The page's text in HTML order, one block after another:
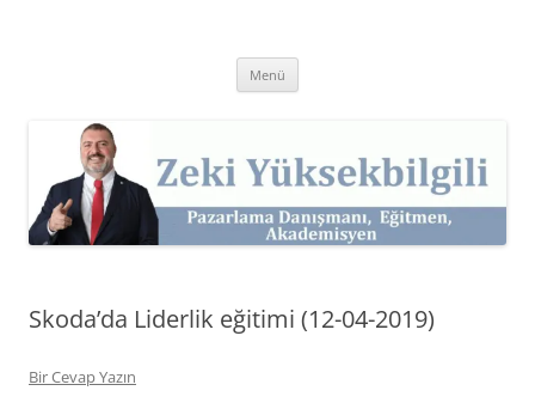
Kişisel Web Sitesi.
Menü
Skoda’da Liderlik eğitimi (12-04-2019)
Bir Cevap Yazın